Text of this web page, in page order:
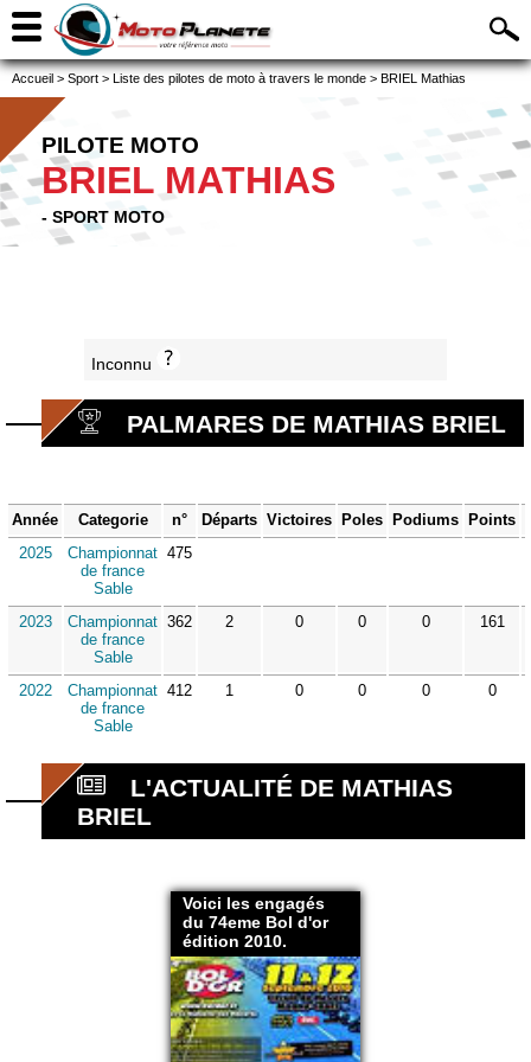
Accueil > Sport > Liste des pilotes de moto à travers le monde > BRIEL Mathias
PILOTE MOTO
BRIEL MATHIAS
- SPORT MOTO
Inconnu
PALMARES DE MATHIAS BRIEL
Année Categorie n° Départs Victoires Poles Podiums Points
2025
Championnat
de france
Sable
475
2023
Championnat
de france
Sable
362 2 0 0 0 161
2022
Championnat
de france
Sable
412 1 0 0 0 0
L'ACTUALITÉ DE MATHIAS
BRIEL
Voici les engagés
du 74eme Bol d'or
édition 2010.